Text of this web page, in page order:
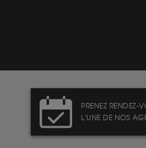
PRENEZ RENDEZ-
L'UNE DE NOS